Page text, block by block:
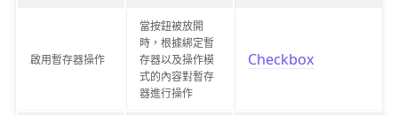
啟用暫存器操作
當按鈕被放開
時，根據綁定暫
存器以及操作模
式的內容對暫存
器進行操作
Checkbox